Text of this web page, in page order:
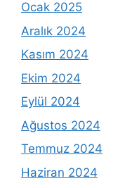
Ocak 2025
Aralık 2024
Kasım 2024
Ekim 2024
Eylül 2024
Ağustos 2024
Temmuz 2024
Haziran 2024